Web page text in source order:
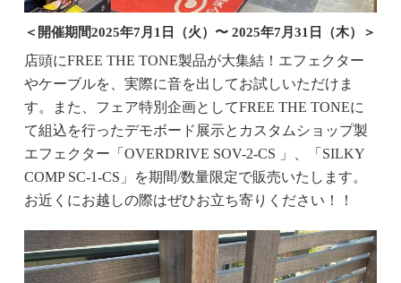
＜開催期間2025年7月1日（火）〜 2025年7月31日（木）＞
店頭にFREE THE TONE製品が大集結！エフェクター
やケーブルを、実際に音を出してお試しいただけま
す。また、フェア特別企画としてFREE THE TONEに
て組込を行ったデモボード展示とカスタムショップ製
エフェクター「OVERDRIVE SOV-2-CS 」、「SILKY
COMP SC-1-CS」を期間/数量限定で販売いたします。
お近くにお越しの際はぜひお立ち寄りください！！